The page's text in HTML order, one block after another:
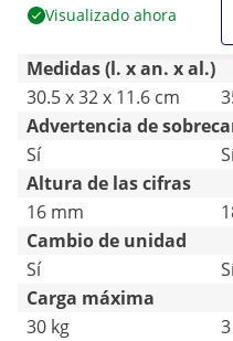
Visualizado ahora
Medidas (l. x an. x al.)
30.5 x 32 x 11.6 cm
Advertencia de
Sí
Altura de las cifras
16 mm
Cambio de unidad
Sí
Carga máxima
30 kg